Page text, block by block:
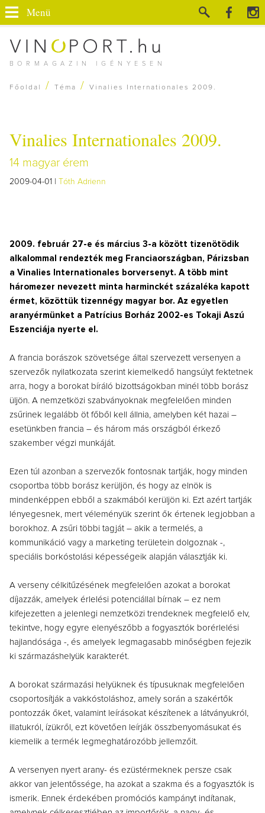
BORMAGAZIN IGÉNYESEN
Menü
Főoldal / Téma / Vinalies Internationales 2009.
Vinalies Internationales 2009.
14 magyar érem
2009-04-01 | Tóth Adrienn
2009. február 27-e és március 3-a között tizenötödik
alkalommal rendezték meg Franciaországban, Párizsban
a Vinalies Internationales borversenyt. A több mint
háromezer nevezett minta harminckét százaléka kapott
érmet, közöttük tizennégy magyar bor. Az egyetlen
aranyérmünket a Patrícius Borház 2002-es Tokaji Aszú
Eszenciája nyerte el.
A francia borászok szövetsége által szervezett versenyen a
szervezők nyilatkozata szerint kiemelkedő hangsúlyt fektetnek
arra, hogy a borokat bíráló bizottságokban minél több borász
üljön. A nemzetközi szabványoknak megfelelően minden
zsűrinek legalább öt főből kell állnia, amelyben két hazai –
esetünkben francia – és három más országból érkező
szakember végzi munkáját.
Ezen túl azonban a szervezők fontosnak tartják, hogy minden
csoportba több borász kerüljön, és hogy az elnök is
mindenképpen ebből a szakmából kerüljön ki. Ezt azért tartják
lényegesnek, mert véleményük szerint ők értenek legjobban a
borokhoz. A zsűri többi tagját – akik a termelés, a
kommunikáció vagy a marketing területein dolgoznak -,
speciális borkóstolási képességeik alapján választják ki.
A verseny célkitűzésének megfelelően azokat a borokat
díjazzák, amelyek érlelési potenciállal bírnak – ez nem
kifejezetten a jelenlegi nemzetközi trendeknek megfelelő elv,
tekintve, hogy egyre elenyészőbb a fogyasztók borérlelési
hajlandósága -, és amelyek legmagasabb minőségben fejezik
ki származáshelyük karakterét.
A borokat származási helyüknek és típusuknak megfelelően
csoportosítják a vakkóstoláshoz, amely során a szakértők
pontozzák őket, valamint leírásokat készítenek a látványukról,
illatukról, ízükről, ezt követően leírják összbenyomásukat és
kiemelik a termék legmeghatározóbb jellemzőit.
A versenyen nyert arany- és ezüstérmeknek persze csak
akkor van jelentőssége, ha azokat a szakma és a fogyasztók is
ismerik. Ennek érdekében promóciós kampányt indítanak,